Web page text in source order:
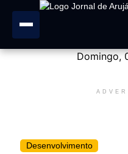
Domingo,
Desenvolvimento